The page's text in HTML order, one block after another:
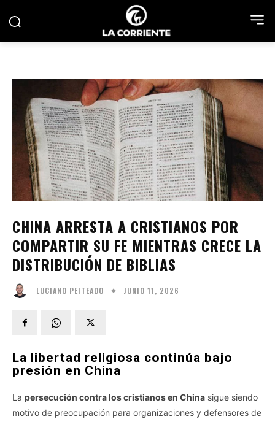
CHINA ARRESTA A CRISTIANOS POR
COMPARTIR SU FE MIENTRAS CRECE LA
DISTRIBUCIÓN DE BIBLIAS
LUCIANO PEITEADO JUNIO 11, 2026
La libertad religiosa continúa bajo
presión en China
La persecución contra los cristianos en China sigue siendo
motivo de preocupación para organizaciones y defensores de